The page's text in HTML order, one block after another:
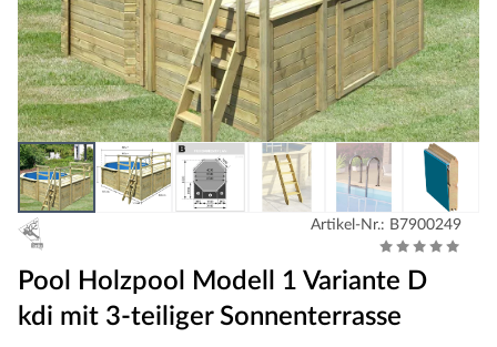
Artikel-Nr.: B7900249
Pool Holzpool Modell 1 Variante D
kdi mit 3-teiliger Sonnenterrasse